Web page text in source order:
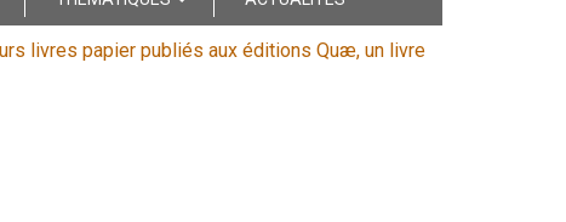
livres papier publiés aux éditions Quæ, un livre